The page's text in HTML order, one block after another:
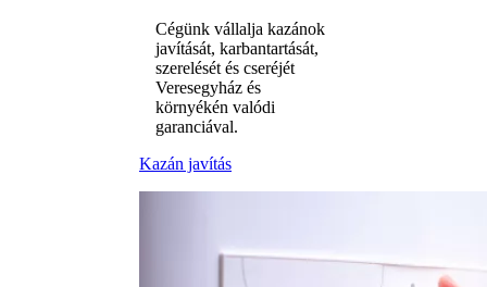
Cégünk vállalja kazánok
javítását, karbantartását,
szerelését és cseréjét
Veresegyház és
környékén valódi
garanciával.
Kazán javítás